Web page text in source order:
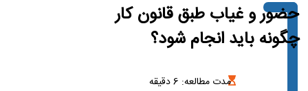
حضور و غیاب طبق قانون کار
چگونه باید انجام شود؟
مدت مطالعه: 6دقیقه